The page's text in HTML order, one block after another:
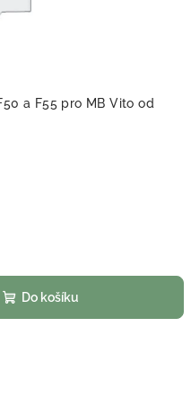
a F55 pro MB Vito od
Do košíku